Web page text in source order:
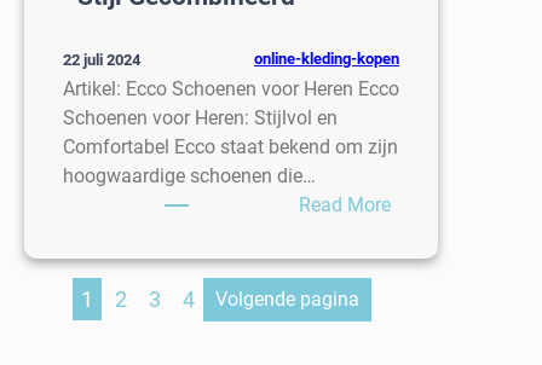
22 juli 2024 online-kleding-kopen
Artikel: Ecco Schoenen voor Heren Ecco
Schoenen voor Heren: Stijlvol en
Comfortabel Ecco staat bekend om zijn
hoogwaardige schoenen die…
Read More:
Ecco
1 2 3 4 Volgende pagina